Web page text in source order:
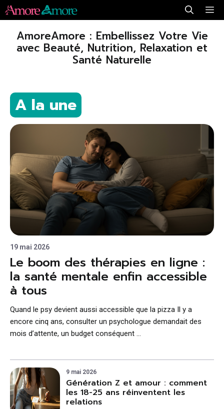
Aller
au
contenuAmoreAmore : Embellissez Votre Vie
avec Beauté, Nutrition, Relaxation et
Santé Naturelle
A la une
19 mai 2026
Le boom des thérapies en ligne :
la santé mentale enfin accessible
à tous
Quand le psy devient aussi accessible que la pizza Il y a
encore cinq ans, consulter un psychologue demandait des
mois d’attente, un budget conséquent …
9 mai 2026
Génération Z et amour : comment
les 18-25 ans réinventent les
relations